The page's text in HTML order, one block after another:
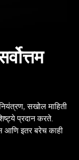
सखोल माहिती
प्रदान करते.
आणि इतर बरेच काही